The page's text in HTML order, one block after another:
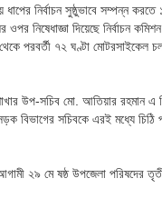
নির্বাচন সুষ্ঠুভাবে সম্পন্ন
নিষেধাজ্ঞা দিয়েছে নির্বাচন
পরবর্তী ৭২ ঘণ্টা মোটরসাইকেল
উপ-সচিব মো. আতিয়ার রহমান এ
বিভাগের সচিবকে এরই মধ্যে চিঠি
২৯ মে ষষ্ঠ উপজেলা পরিষদের তৃতীয়